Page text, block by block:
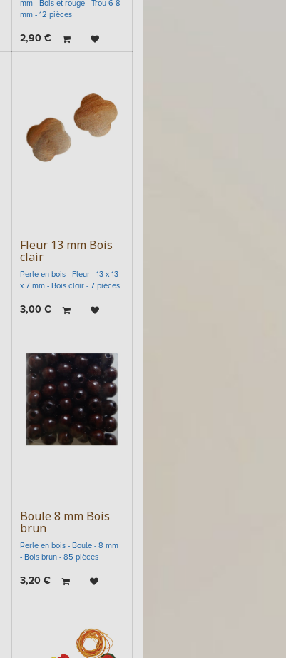
mm - Bois et rouge - Trou 6-8
mm - 12 pièces
2,90€
Fleur 13 mm Bois
clair
Perle en bois - Fleur - 13 x 13
x 7 mm - Bois clair - 7 pièces
3,00€
Boule 8 mm Bois
brun
Perle en bois - Boule - 8 mm
- Bois brun - 85 pièces
3,20€